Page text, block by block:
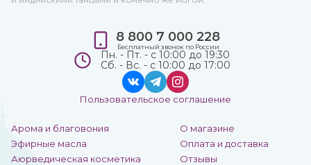
Арома и благовония
Эфирные масла
Аюрведическая косметика
О магазине
Оплата и доставка
Отзывы
8 800 7 000 228
Бесплатный звонок по России
Пн. - Пт. - с 10:00 до 19:30
Сб. - Вс. - с 10:00 до 17:00
Пользовательское соглашение